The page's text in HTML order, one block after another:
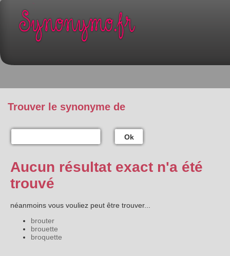
Trouver le synonyme de
Ok
Aucun résultat exact n'a été
trouvé
néanmoins vous vouliez peut être trouver...
brouter
brouette
broquette